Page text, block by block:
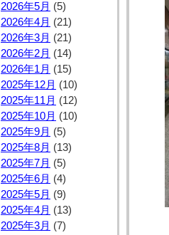
2026年5月 (5)
2026年4月 (21)
2026年3月 (21)
2026年2月 (14)
2026年1月 (15)
2025年12月 (10)
2025年11月 (12)
2025年10月 (10)
2025年9月 (5)
2025年8月 (13)
2025年7月 (5)
2025年6月 (4)
2025年5月 (9)
2025年4月 (13)
2025年3月 (7)